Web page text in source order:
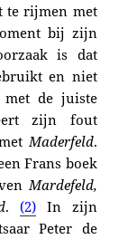
te rijmen met
bij zijn
is dat
en niet
met de juiste
zijn fout
Maderfeld.
Frans boek
Mardefeld,
. (2)In zijn
Peter de